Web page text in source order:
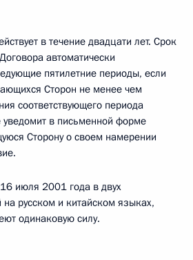
в течение двадцати лет. Срок
автоматически
пятилетние периоды, если
Сторон не менее чем
соответствующего периода
уведомит в письменной форме
Сторону о своем намерении
июля 2001 года в двух
русском и китайском языках,
одинаковую силу.